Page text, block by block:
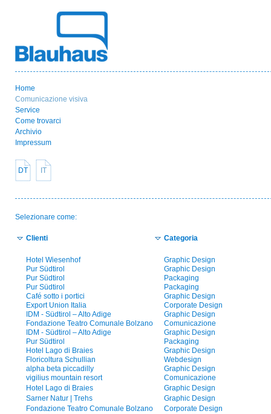
Home
Comunicazione visiva
Service
Come trovarci
Archivio
Impressum
DT IT
Selezionare come:
Clienti Categoria
Hotel Wiesenhof
Graphic Design
Pur Südtirol
Graphic Design
Pur Südtirol
Packaging
Pur Südtirol
Packaging
Café sotto i portici
Graphic Design
Export Union Italia
Corporate Design
IDM - Südtirol – Alto Adige
Graphic Design
Fondazione Teatro Comunale Bolzano
Comunicazione
IDM - Südtirol – Alto Adige
Graphic Design
Pur Südtirol
Packaging
Hotel Lago di Braies
Graphic Design
Floricoltura Schullian
Webdesign
alpha beta piccadilly
Graphic Design
vigilius mountain resort
Comunicazione
Hotel Lago di Braies
Graphic Design
Sarner Natur | Trehs
Graphic Design
Fondazione Teatro Comunale Bolzano
Corporate Design